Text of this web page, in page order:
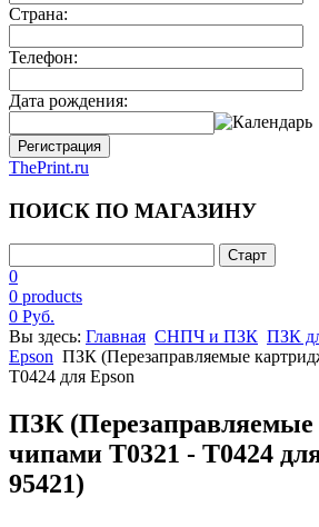
Страна:
Телефон:
Дата рождения:
Регистрация
ThePrint.ru
ПОИСК ПО МАГАЗИНУ
0
0 products
0 Руб.
Вы здесь: Главная СНПЧ и ПЗК ПЗК
Epson ПЗК (Перезаправляемые
T0424 для Epson
ПЗК (Перезаправляемые
чипами T0321 - T0424
95421)